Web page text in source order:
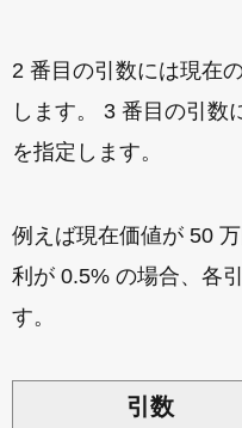
2 番目の引数には現在
します。 3 番目の引数
を指定します。
例えば現在価値が 50
利が 0.5% の場合、各
す。
引数